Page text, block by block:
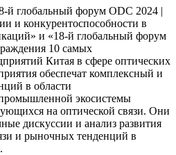
й глобальный форум ODC 2024 |
и конкурентоспособности в
и «18-й глобальный форум
10 самых
Китая в сфере оптических
обеспечат комплексный и
в области
экосистемы
на оптической связи. Они
дискуссии и анализ развития
и рыночных тенденций в